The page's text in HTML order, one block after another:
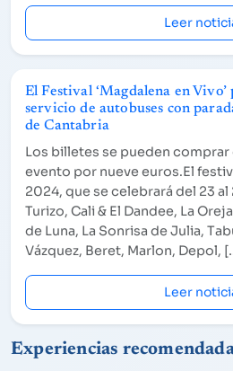
Leer
El Festival ‘Magdalena en
servicio de autobuses con
de Cantabria
Los billetes se pueden comprar
evento por nueve euros.El
2024, que se celebrará del 23
Turizo, Cali & El Dandee, La
de Luna, La Sonrisa de Julia,
Vázquez, Beret, Marlon, Depol,
Leer
Experiencias